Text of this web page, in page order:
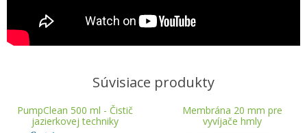
Súvisiace produkty
PumpClean 500 ml - Čistič
jazierkovej techniky
Membrána 20 mm pre
vyvíjače hmly